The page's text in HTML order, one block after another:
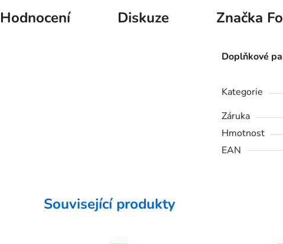
Hodnocení Diskuze Značka
Doplňkové
Kategorie
Záruka
Hmotnost
EAN
Související produkty